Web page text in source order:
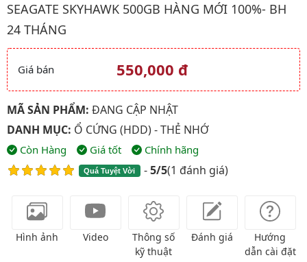
SEAGATE SKYHAWK 500GB HÀNG MỚI 100%- BH
24 THÁNG
Giá và khuyến mãi
Giá bán 550,000 đ
MÃ SẢN PHẨM: ĐANG CẬP NHẬT
DANH MỤC: Ổ CỨNG (HDD) - THẺ NHỚ
Còn Hàng Giá tốt Chính hãng
Quá Tuyệt Vời -5/5(1 đánh giá)
Hình ảnh Video
Thông số
kỹ thuật
Đánh giá
Hướng
dẫn cài đặt